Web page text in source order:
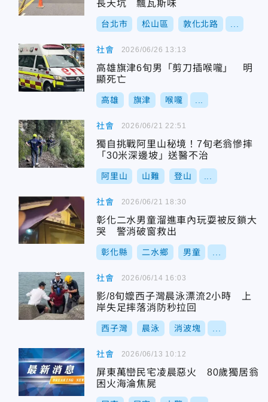
長天坑 飄瓦斯味
台北市 松山區 敦化北路
社會
高雄旗津6旬男「剪刀插喉嚨」 明
顯死亡
高雄 旗津 喉嚨
2026/06/26 13:13
社會
獨自挑戰阿里山秘境！7旬老翁慘摔
「30米深邊坡」送醫不治
阿里山 山難 登山
2026/06/21 22:51
社會
彰化二水男童溜進車內玩耍被反鎖大
哭 警消破窗救出
彰化縣 二水鄉 男童
2026/06/21 18:30
社會
影/8旬嬤西子灣晨泳漂流2小時 上
岸失足摔落消防秒拉回
西子灣 晨泳 消波塊
2026/06/14 16:03
社會
屏東萬巒民宅凌晨惡火 80歲獨居翁
困火海淪焦屍
2026/06/13 10:12